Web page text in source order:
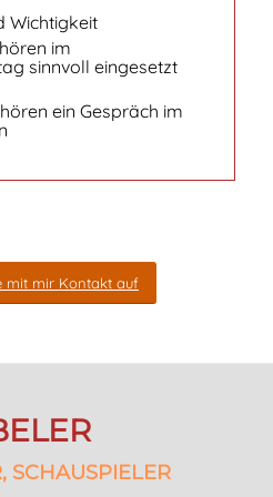
Wichtigkeit
im
sinnvoll eingesetzt
ein Gespräch im
mit mir Kontakt auf
SCHAUSPIELER